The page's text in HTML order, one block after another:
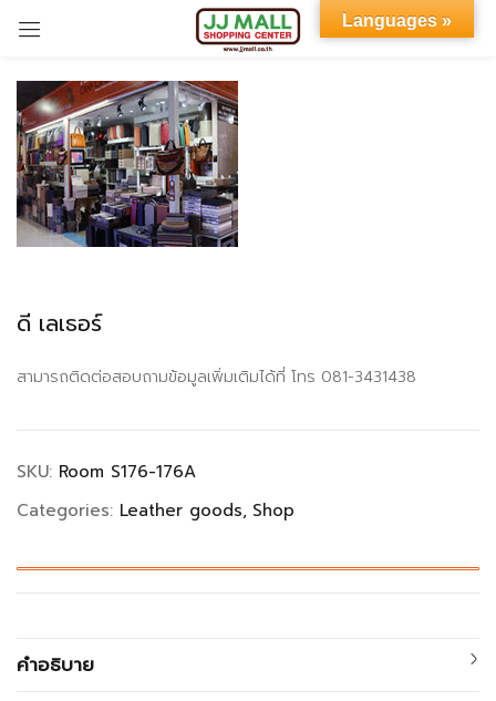
ดี เลเธอร์
สามารถติดต่อสอบถามข้อมูลเพิ่มเติมได้ที่ โทร 081-3431438
SKU: Room S176-176A
Categories: Leather goods Shop
คำอธิบาย
Languages »
Sign in